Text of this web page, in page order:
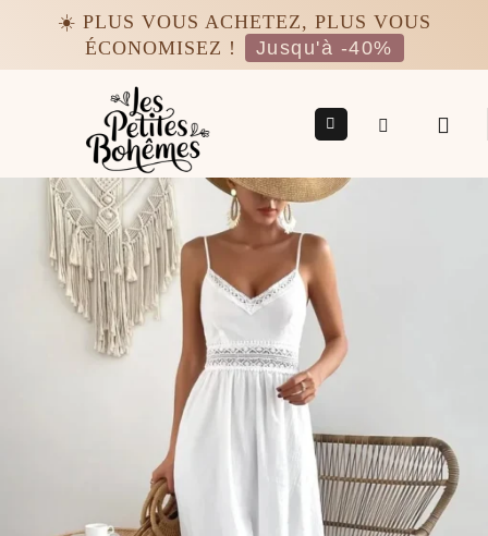
☀️ PLUS VOUS ACHETEZ, PLUS VOUS
ÉCONOMISEZ !
Jusqu'à -40%